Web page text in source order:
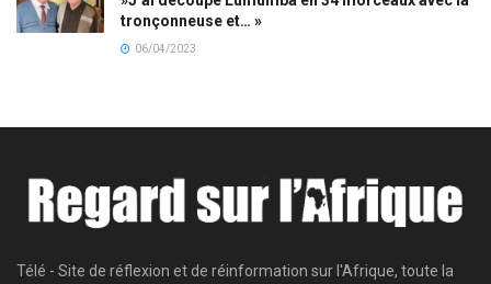
tronçonneuse et… »
06/04/2023
Télé - Site de réflexion et de réinformation sur l'Afrique, toute la